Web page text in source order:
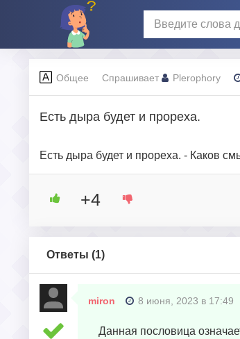
Общее Спрашивает Plerophory
Есть дыра будет и прореха.
Есть дыра будет и прореха. - Каков
+4
Ответы (1)
miron 8 июня, 2023 в 17:49
Данная пословица